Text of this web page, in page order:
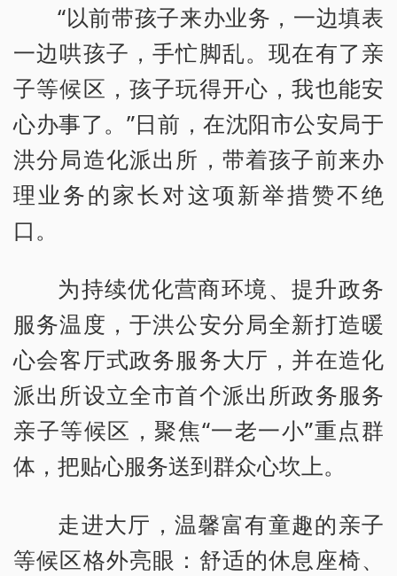
“以前带孩子来办业务，一边填表
一边哄孩子，手忙脚乱。现在有了亲
子等候区，孩子玩得开心，我也能安
心办事了。”日前，在沈阳市公安局于
洪分局造化派出所，带着孩子前来办
理业务的家长对这项新举措赞不绝
口。
为持续优化营商环境、提升政务
服务温度，于洪公安分局全新打造暖
心会客厅式政务服务大厅，并在造化
派出所设立全市首个派出所政务服务
亲子等候区，聚焦“一老一小”重点群
体，把贴心服务送到群众心坎上。
走进大厅，温馨富有童趣的亲子
等候区格外亮眼：舒适的休息座椅、